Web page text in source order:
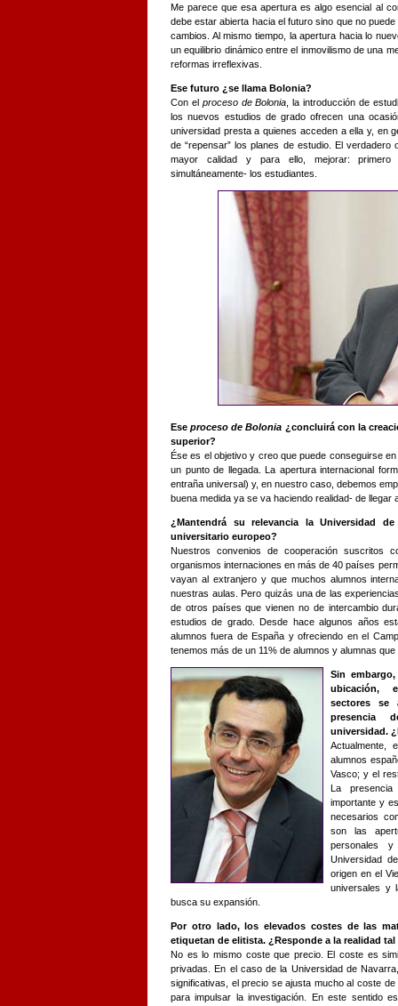
Me parece que esa apertura es algo esencial al
debe estar abierta hacia el futuro sino que no
cambios. Al mismo tiempo, la apertura hacia lo
un equilibrio dinámico entre el inmovilismo de una
reformas irreflexivas.
Ese futuro ¿se llama Bolonia?
Con el proceso de Bolonia , la introducción de
los nuevos estudios de grado ofrecen una
universidad presta a quienes acceden a ella y, en
de “repensar” los planes de estudio. El
mayor calidad y para ello, mejorar: primero
simultáneamente- los estudiantes.
Eseproceso de Bolonia ¿concluirá con la
superior?
Ése es el objetivo y creo que puede conseguirse
un punto de llegada. La apertura internacional
entraña universal) y, en nuestro caso, debemos
buena medida ya se va haciendo realidad- de llegar
¿Mantendrá su relevancia la Universidad
universitario europeo?
Nuestros convenios de cooperación suscritos
organismos internaciones en más de 40 países
vayan al extranjero y que muchos alumnos
nuestras aulas. Pero quizás una de las
de otros países que vienen no de intercambio
estudios de grado. Desde hace algunos años
alumnos fuera de España y ofreciendo en el
tenemos más de un 11% de alumnos y alumnas
Sin
ubicación,
sectores se
presencia
universidad.
Actualmente,
alumnos
Vasco; y el
La
importante y
necesarios
son las
personales
Universidad
origen en el
universales y
busca su expansión.
Por otro lado, los elevados costes de las
etiquetan de elitista. ¿Responde a la realidad
No es lo mismo coste que precio. El coste es
privadas. En el caso de la Universidad de
significativas, el precio se ajusta mucho al coste
para impulsar la investigación. En este sentido